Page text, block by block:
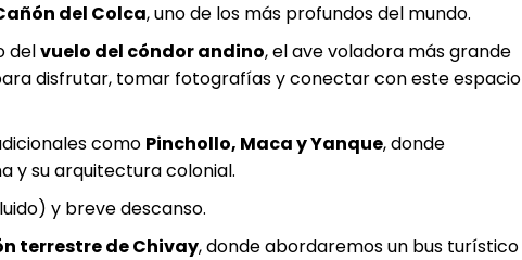
del Colca, uno de los más profundos del mundo.
delvuelo del cóndor andino, el ave voladora más grande
disfrutar, tomar fotografías y conectar con este espacio
como Pinchollo, Maca y Yanque, donde
y su arquitectura colonial.
y breve descanso.
terrestre de Chivay, donde abordaremos un bus turístico